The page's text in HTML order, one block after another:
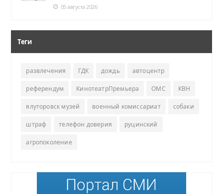
05 августа 2026
Теги
развлечения ГДК дождь автоцентр
референдум КинотеатрПремьера ОМС КВН
ялуторовск музей военный комиссариат собаки
штраф телефон доверия руцинский
агропоколение